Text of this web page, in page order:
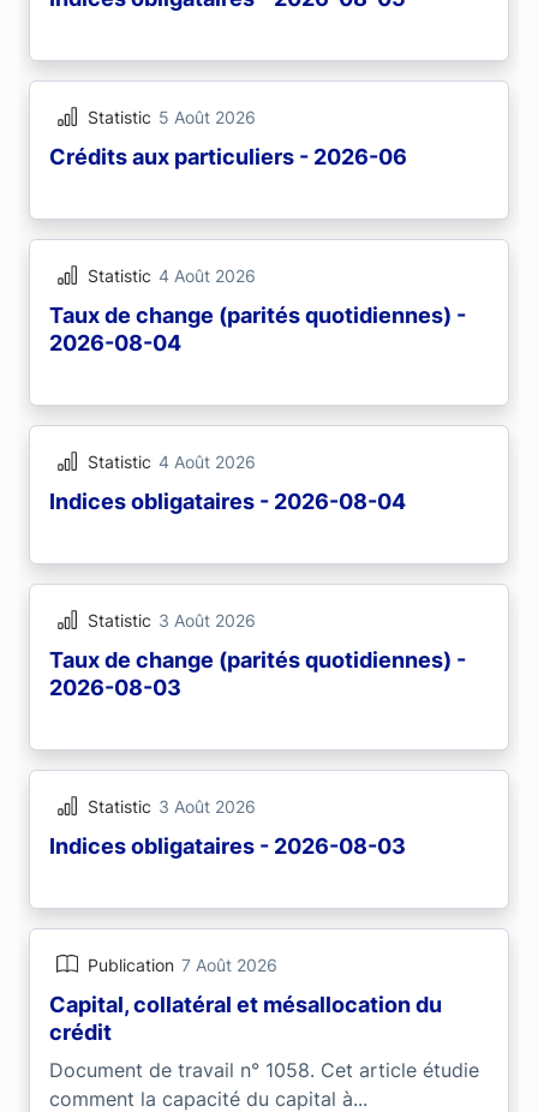
Statistic 5 Août 2026
Crédits aux particuliers - 2026-06
Statistic 4 Août 2026
Taux de change (parités quotidiennes) -
2026-08-04
Statistic 4 Août 2026
Indices obligataires - 2026-08-04
Statistic 3 Août 2026
Taux de change (parités quotidiennes) -
2026-08-03
Statistic 3 Août 2026
Indices obligataires - 2026-08-03
Publication 7 Août 2026
Capital, collatéral et mésallocation du
crédit
Document de travail n° 1058. Cet article étudie
comment la capacité du capital à...